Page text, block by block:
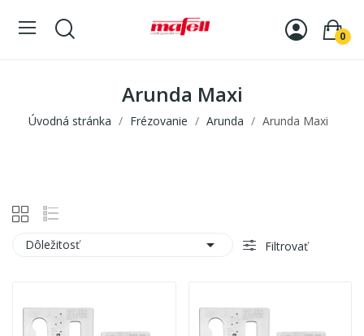
0
Arunda Maxi
Úvodná stránka Frézovanie Arunda Arunda Maxi
Dôležitosť  Filtrovať